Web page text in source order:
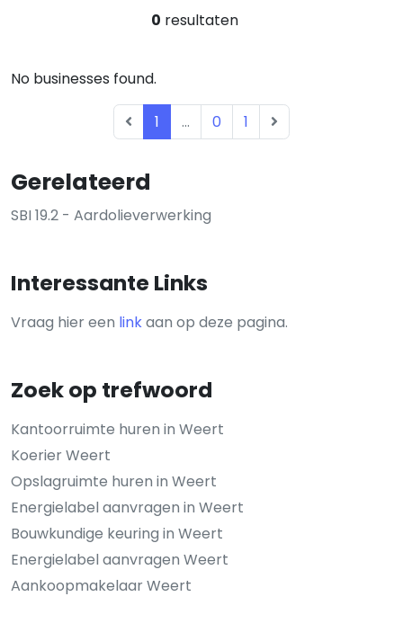
Gerelateerd
SBI 19.2 - Aardolieverwerking
Interessante Links
Vraag hier een linkaan op deze pagina.
Zoek op trefwoord
Kantoorruimte huren in Weert
Koerier Weert
Opslagruimte huren in Weert
Energielabel aanvragen in Weert
Bouwkundige keuring in Weert
Energielabel aanvragen Weert
Aankoopmakelaar Weert
0 resultaten
No businesses found.
1 ... 0 1